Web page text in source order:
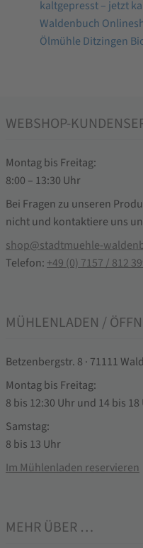
Ölmühle Ditzingen
WEBSHOP-
Montag bis Freitag:
8:00 – 13:30 Uhr
Bei Fragen zu unseren
nicht und kontaktiere uns
shop@stadtmuehle-
Telefon: +49 (0) 7157 / 812
MÜHLENLADEN /
Betzenbergstr. 8 · 71111
Montag bis Freitag:
8 bis 12:30 Uhr und 14 bis 18
Samstag:
8 bis 13 Uhr
Im Mühlenladen reservieren
MEHR ÜBER …